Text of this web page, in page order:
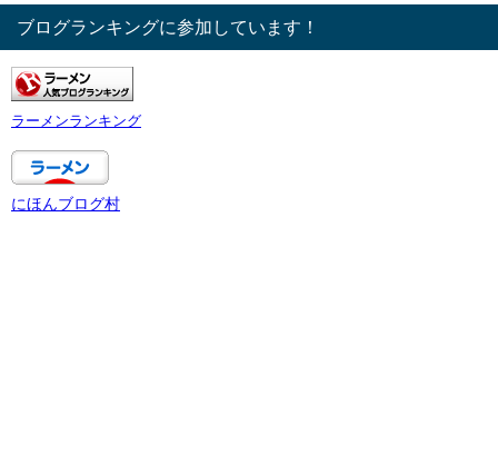
ブログランキングに参加しています！
ラーメンランキング
にほんブログ村